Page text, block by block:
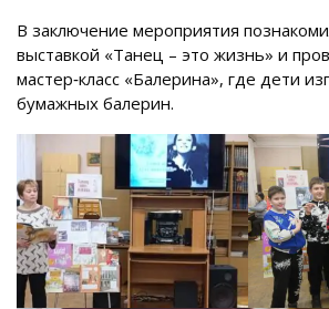
В заключение мероприятия
выставкой «Танец – это жизнь» и
мастер‑класс «Балерина», где дети
бумажных балерин.